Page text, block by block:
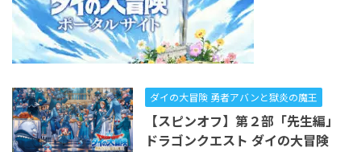
ダイの大冒険 勇者アバンと獄炎の魔王
【スピンオフ】第２部「先生編」
ドラゴンクエスト ダイの大冒険